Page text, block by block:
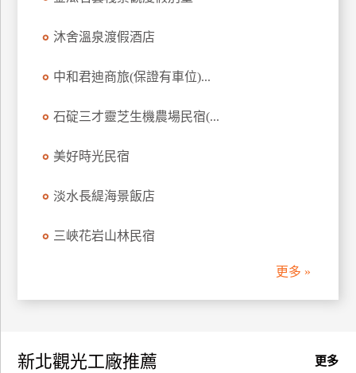
沐舍溫泉渡假酒店
中和君迪商旅(保證有車位)...
石碇三才靈芝生機農場民宿(...
美好時光民宿
淡水長緹海景飯店
三峽花岩山林民宿
更多 »
更多
新北觀光工廠推薦